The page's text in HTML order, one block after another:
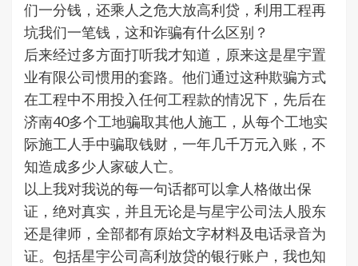
们一分钱，还乘人之危大放高利贷，利用工程再
坑我们一笔钱，这和诈骗有什么区别？
后来经过多方面打听我才知道，原来这是星宇置
业有限公司惯用的套路。他们通过这种欺骗方式
在工程中不用投入任何工程款的情况下，先后在
济南40多个工地骗取其他人施工，从每个工地实
际施工人手中骗取钱财，一年几千万元入账，不
知造成多少人家破人亡。
以上我对我说的每一句话都可以拿人格做出保
证，绝对真实，并且无论是与星宇公司法人股东
还是律师，全部都有原始文字材料及电话录音为
证。包括星宇公司高利放贷的银行账户，我也知